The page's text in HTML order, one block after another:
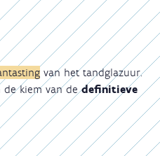
van het tandglazuur.
de kiem van dedefinitieve